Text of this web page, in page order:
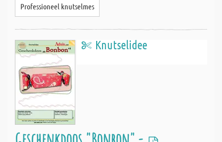
Professioneel knutselmes
Knutselidee